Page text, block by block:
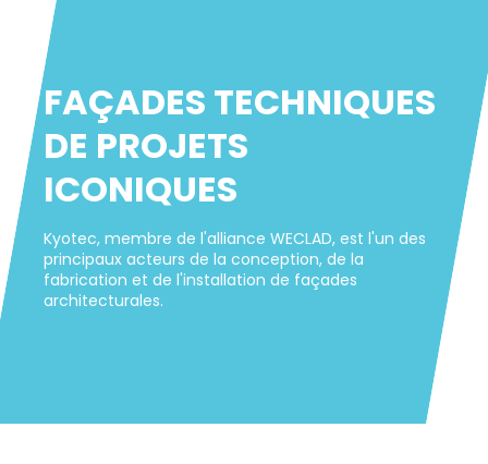
FAÇADES TECHNIQUES
DE PROJETS
ICONIQUES
Kyotec, membre de l'alliance WECLAD, est l'un des
principaux acteurs de la conception, de la
fabrication et de l'installation de façades
architecturales.